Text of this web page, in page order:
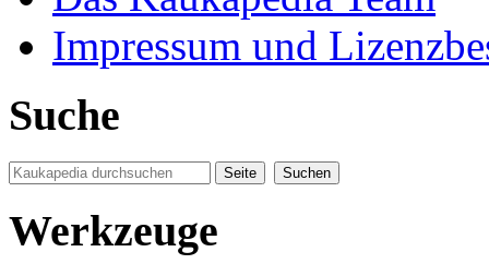
Impressum und
Suche
Werkzeuge